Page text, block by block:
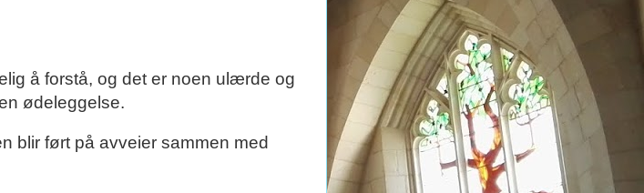
å forstå, og det er noen ulærde og
ødeleggelse.
blir ført på avveier sammen med